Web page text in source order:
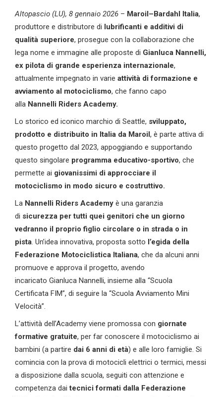
Altopascio (LU), 8 gennaio 2026 – Maroil–Bardahl Italia,
produttore e distributore di lubrificanti e additivi di
qualità superiore, prosegue con la collaborazione che
lega nome e immagine alle proposte di Gianluca Nannelli,
ex pilota di grande esperienza internazionale,
attualmente impegnato in varie attività di formazione e
avviamento al motociclismo, che fanno capo
alla Nannelli Riders Academy.
Lo storico ed iconico marchio di Seattle, sviluppato,
prodotto e distribuito in Italia da Maroil, è parte attiva di
questo progetto dal 2023, appoggiando e supportando
questo singolare programma educativo-sportivo, che
permette ai giovanissimi di approcciare il
motociclismo in modo sicuro e costruttivo.
La Nannelli Riders Academy è una garanzia
di sicurezza per tutti quei genitori che un giorno
vedranno il proprio figlio circolare o in strada o in
pista. Un’idea innovativa, proposta sotto l’egida della
Federazione Motociclistica Italiana, che da alcuni anni
promuove e approva il progetto, avendo
incaricato Gianluca Nannelli, insieme alla “Scuola
Certificata FIM”, di seguire la “Scuola Avviamento Mini
Velocità”.
L’attività dell’Academy viene promossa con giornate
formative gratuite, per far conoscere il motociclismo ai
bambini (a partire dai 6 anni di età) e alle loro famiglie. Si
comincia con la prova di motocicli elettrici o termici, messi
a disposizione dalla scuola, seguiti con attenzione e
competenza daitecnici formati dalla Federazione